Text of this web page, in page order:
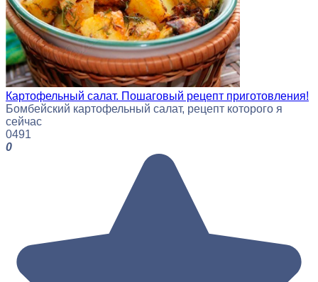
Картофельный салат. Пошаговый рецепт приготовления!
Бомбейский картофельный салат, рецепт которого я
сейчас
0491
0